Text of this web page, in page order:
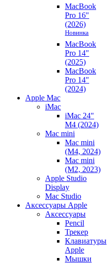
MacBook
Pro 16"
(2026)
Новинка
MacBook
Pro 14"
(2025)
MacBook
Pro 14"
(2024)
Apple Mac
iMac
iMac 24"
M4 (2024)
Mac mini
Mac mini
(M4, 2024)
Mac mini
(M2, 2023)
Apple Studio
Display
Mac Studio
Аксессуары Apple
Аксессуары
Pencil
Трекер
Клавиатуры
Apple
Мышки